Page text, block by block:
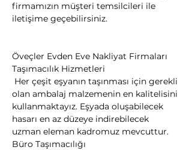
firmamızın müşteri temsilcileri ile
iletişime geçebilirsiniz.
Öveçler Evden Eve Nakliyat Firmaları
Taşımacılık Hizmetleri
olan ambalaj malzemenin en kalitelisini
kullanmaktayız. Eşyada oluşabilecek
hasarı en az düzeye indirebilecek
uzman eleman kadromuz mevcuttur.
Büro Taşımacılığı